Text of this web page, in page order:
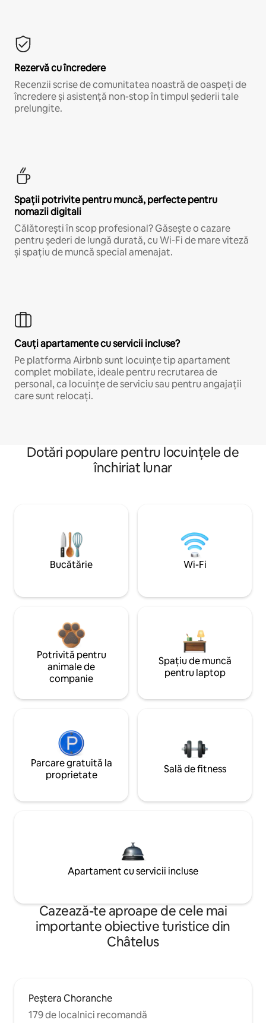
Rezervă cu încredere
Recenzii scrise de comunitatea noastră de oaspeți de
încredere și asistență non-stop în timpul șederii tale
prelungite.
Spații potrivite pentru muncă, perfecte pentru
nomazii digitali
Călătorești în scop profesional? Găsește o cazare
pentru șederi de lungă durată, cu Wi-Fi de mare viteză
și spațiu de muncă special amenajat.
Cauți apartamente cu servicii incluse?
Pe platforma Airbnb sunt locuințe tip apartament
complet mobilate, ideale pentru recrutarea de
personal, ca locuințe de serviciu sau pentru angajații
care sunt relocați.
Dotări populare pentru locuințele de
închiriat lunar
Bucătărie Wi-Fi
Potrivită pentru
animale de
companie
Spațiu de muncă
pentru laptop
Parcare gratuită la
proprietate
Sală de fitness
Apartament cu servicii incluse
Cazează-te aproape de cele mai
importante obiective turistice din
Châtelus
Peștera Choranche
179 de localnici recomandă